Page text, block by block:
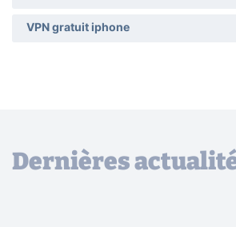
VPN gratuit iphone
Dernières